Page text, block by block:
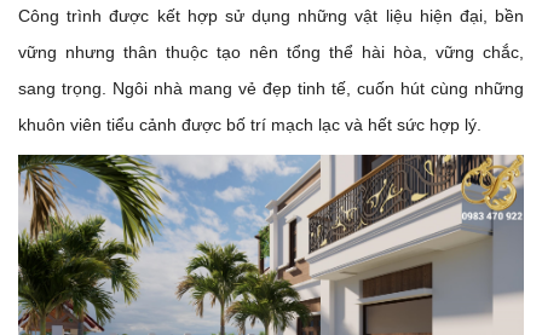
Công trình được kết hợp sử dụng những vật liệu hiện đại, bền
vững nhưng thân thuộc tạo nên tổng thể hài hòa, vững chắc,
sang trọng. Ngôi nhà mang vẻ đẹp tinh tế, cuốn hút cùng những
khuôn viên tiểu cảnh được bố trí mạch lạc và hết sức hợp lý.